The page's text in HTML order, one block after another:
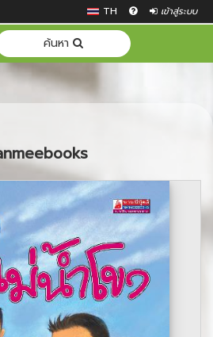
TH เข้าสู่ระบบ
ค้นหา